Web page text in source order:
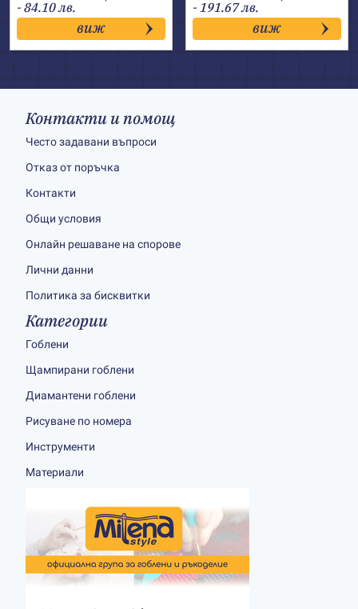
range:
20.70€
through
43.00€
- 84.10 лв.
виж
range:
39.00€
through
98.00€
- 191.67 лв.
виж
Контакти и помощ
Често задавани въпроси
Отказ от поръчка
Контакти
Общи условия
Онлайн решаване на спорове
Лични данни
Политика за бисквитки
Категории
Гоблени
Щампирани гоблени
Диамантени гоблени
Рисуване по номера
Инструменти
Материали